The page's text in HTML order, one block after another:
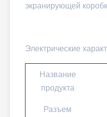
экранирующей
Электрические
Название
продукта
Разъем